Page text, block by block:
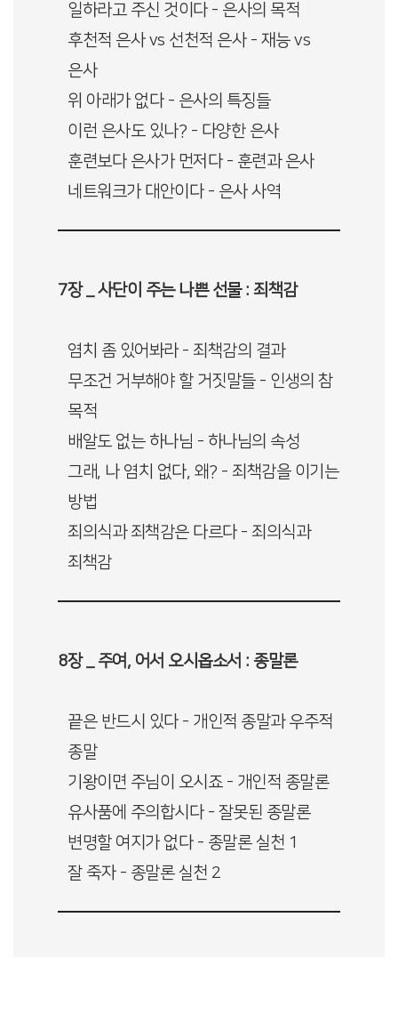
일하라고 주신 것이다 - 은사의 목적
후천적 은사 vs 선천적 은사 - 재능 vs
은사
위 아래가 없다 - 은사의 특징들
이런 은사도 있나? - 다양한 은사
훈련보다 은사가 먼저다 - 훈련과 은사
네트워크가 대안이다 - 은사 사역
7장 _ 사단이 주는 나쁜 선물 : 죄책감
염치 좀 있어봐라 - 죄책감의 결과
무조건 거부해야 할 거짓말들 - 인생의 참
목적
배알도 없는 하나님 - 하나님의 속성
그래, 나 염치 없다, 왜? - 죄책감을 이기는
방법
죄의식과 죄책감은 다르다 - 죄의식과
죄책감
8장 _ 주여, 어서 오시옵소서 : 종말론
끝은 반드시 있다 - 개인적 종말과 우주적
종말
기왕이면 주님이 오시죠 - 개인적 종말론
유사품에 주의합시다 - 잘못된 종말론
변명할 여지가 없다 - 종말론 실천 1
잘 죽자 - 종말론 실천 2